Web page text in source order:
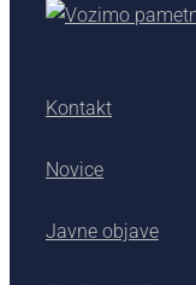
Kontakt
Novice
Javne objave